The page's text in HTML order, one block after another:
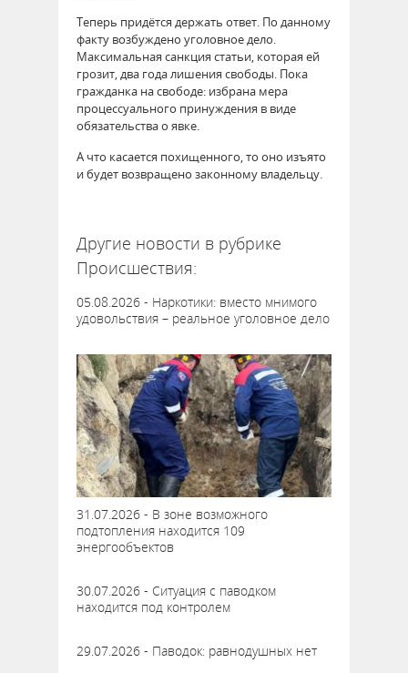
Теперь придётся держать ответ. По данному
факту возбуждено уголовное дело.
Максимальная санкция статьи, которая ей
грозит, два года лишения свободы. Пока
гражданка на свободе: избрана мера
процессуального принуждения в виде
обязательства о явке.
А что касается похищенного, то оно изъято
и будет возвращено законному владельцу.
Другие новости в рубрике
Происшествия:
05.08.2026 - Наркотики: вместо мнимого
удовольствия – реальное уголовное дело
31.07.2026 - В зоне возможного
подтопления находится 109
энергообъектов
30.07.2026 - Ситуация с паводком
находится под контролем
29.07.2026 - Паводок: равнодушных нет